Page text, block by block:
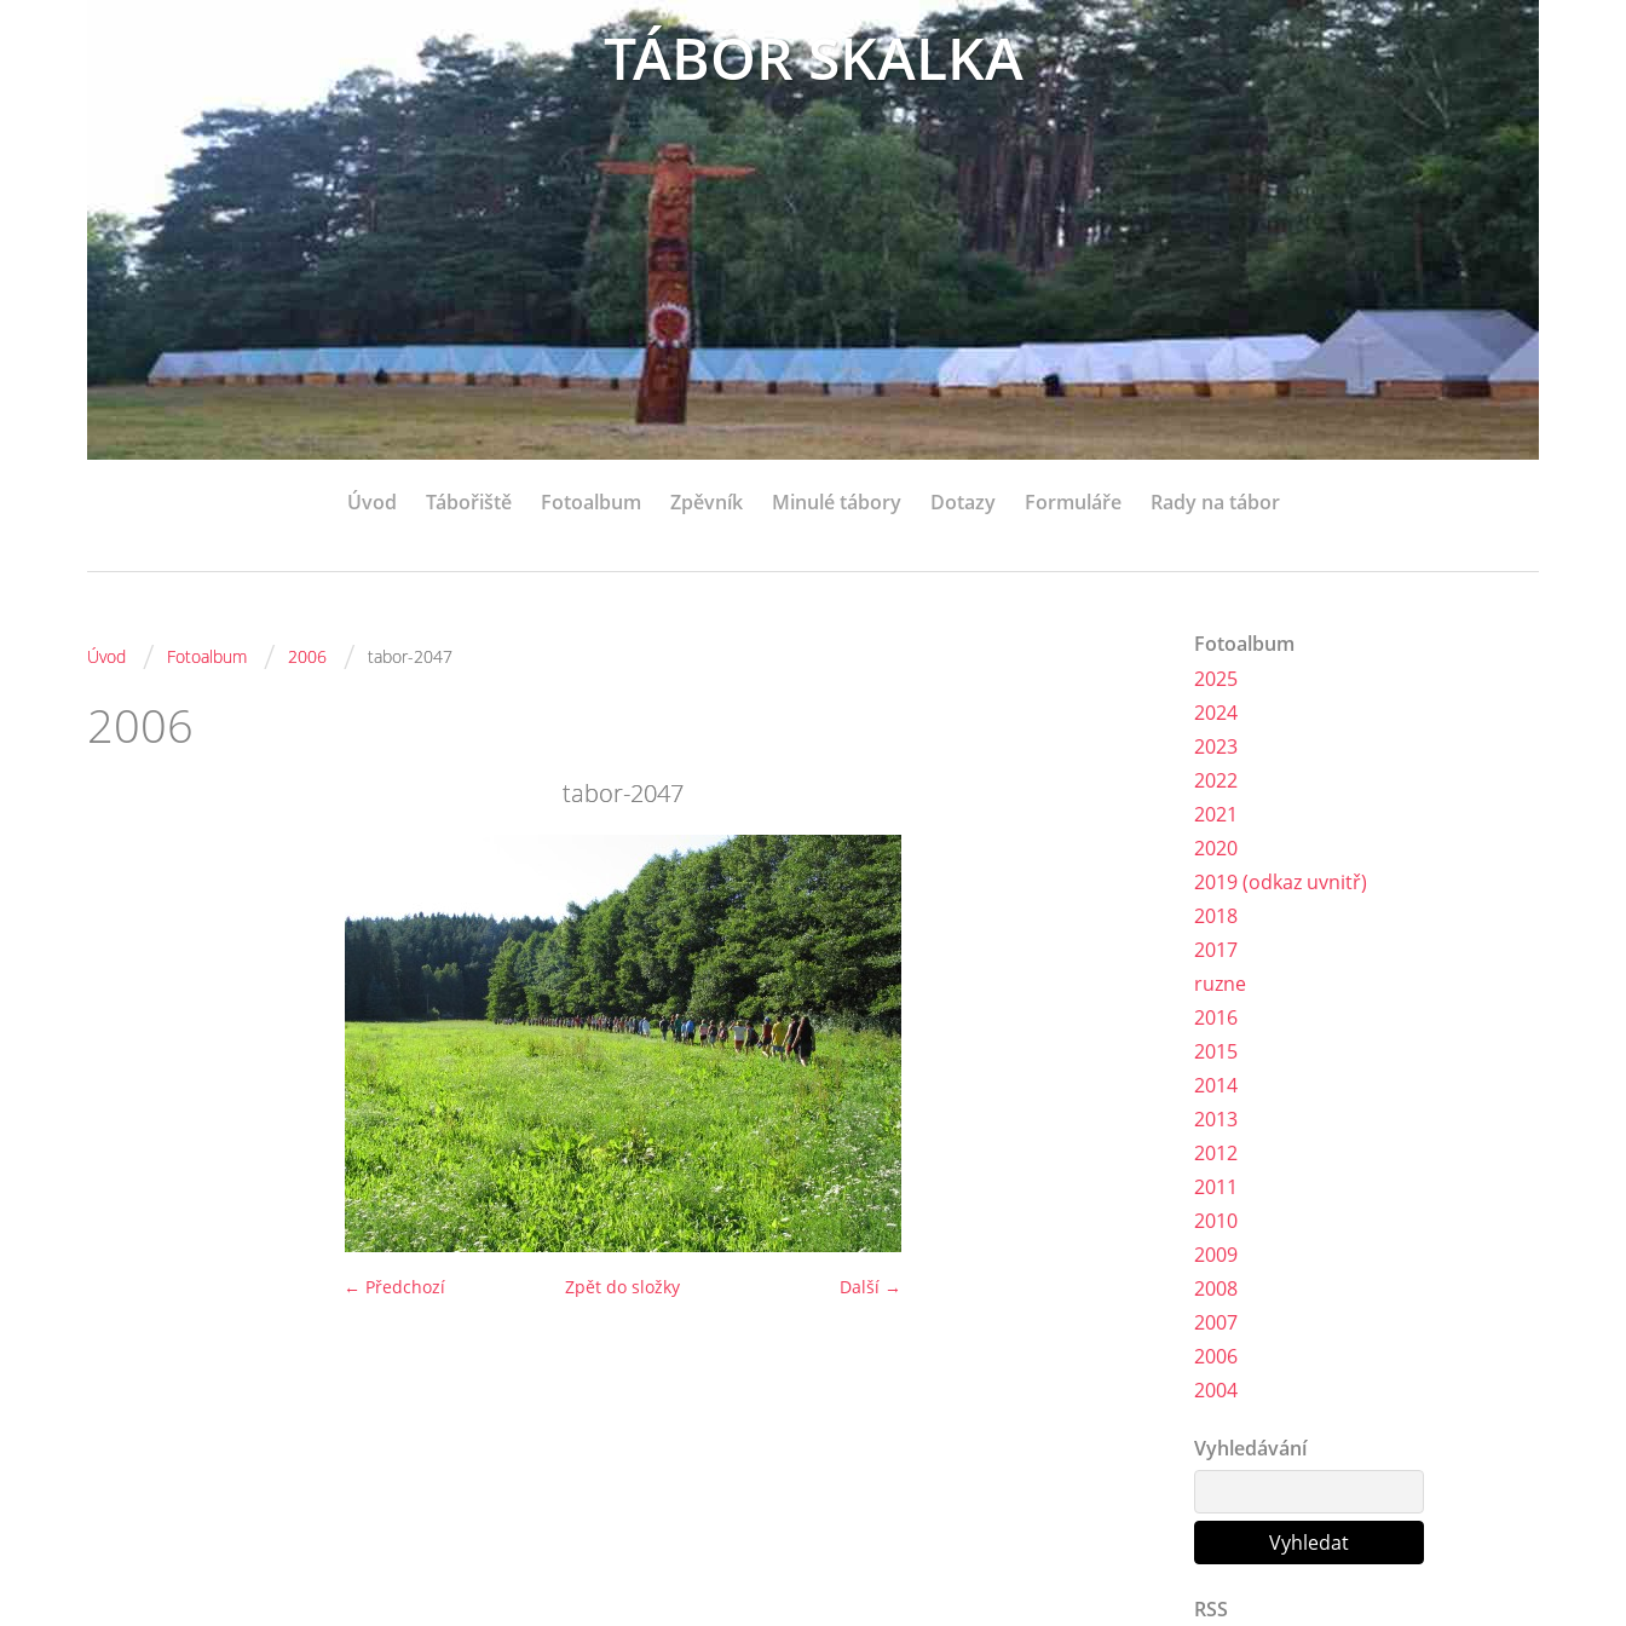
TÁBOR SKALKA
Úvod Tábořiště Fotoalbum Zpěvník Minulé tábory Dotazy Formuláře Rady na tábor
Úvod / Fotoalbum / 2006 / tabor-2047
2006
tabor-2047
← Předchozí Další →
Zpět do složky
Fotoalbum
2025
2024
2023
2022
2021
2020
2019 (odkaz uvnitř)
2018
2017
ruzne
2016
2015
2014
2013
2012
2011
2010
2009
2008
2007
2006
2004
Vyhledávání
RSS